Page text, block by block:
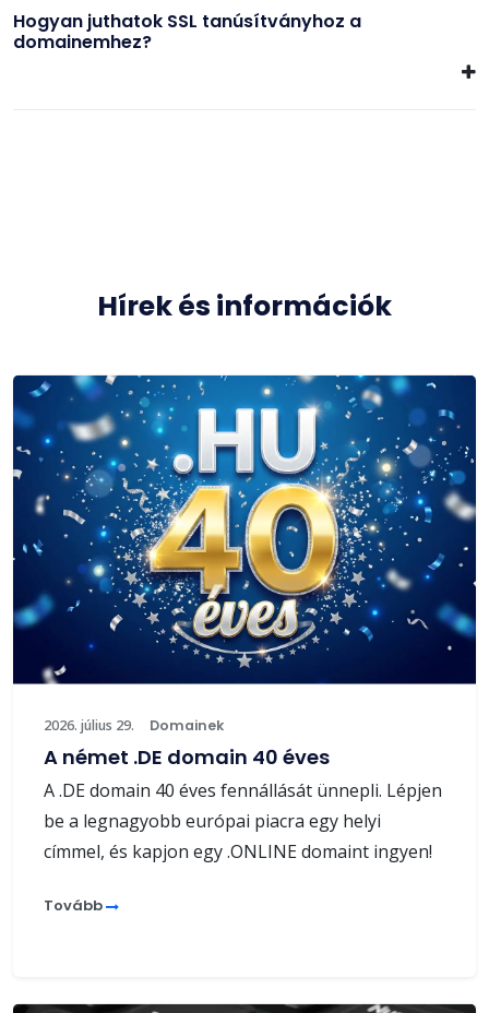
Hogyan juthatok SSL tanúsítványhoz a
domainemhez?
Hírek és információk
2026. július 29. Domainek
A német .DE domain 40 éves
A .DE domain 40 éves fennállását ünnepli. Lépjen
be a legnagyobb európai piacra egy helyi
címmel, és kapjon egy .ONLINE domaint ingyen!
Tovább